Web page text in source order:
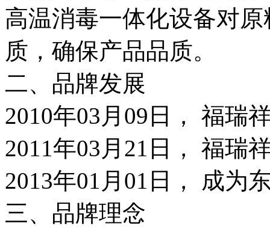
高温消毒一体化设备对
质，确保产品品质。
二、品牌发展
2010年03月09日， 福瑞
2011年03月21日， 福瑞
2013年01月01日， 成为
三、品牌理念